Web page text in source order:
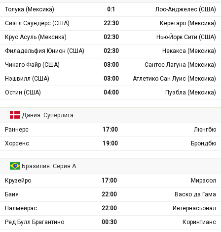
Толука (Мексика) 0:1
Лос-Анджелес (США)
Сиэтл Саундерс (США)
22:30
Керетаро (Мексика)
Крус Асуль (Мексика)
02:30
Нью-Йорк Сити (США)
Филадельфия Юнион (США)
02:30
Некакса (Мексика)
Чикаго Файр (США)
03:00
Сантос Лагуна (Мексика)
Нэшвилл (США)
03:00
Атлетико Сан Луис (Мексика)
Остин (США)
04:00 Пуэбла (Мексика)
Дания: Суперлига
Раннерс 17:00
Люнгбю
Хорсенс
19:00 Брондбю
Бразилия: Серия А
Крузейро 17:00
Мирасол
Баия
22:00
Васко да Гама
Палмейрас
22:00
Интернасьонал
Ред Булл Брагантино
00:30
Коринтианс